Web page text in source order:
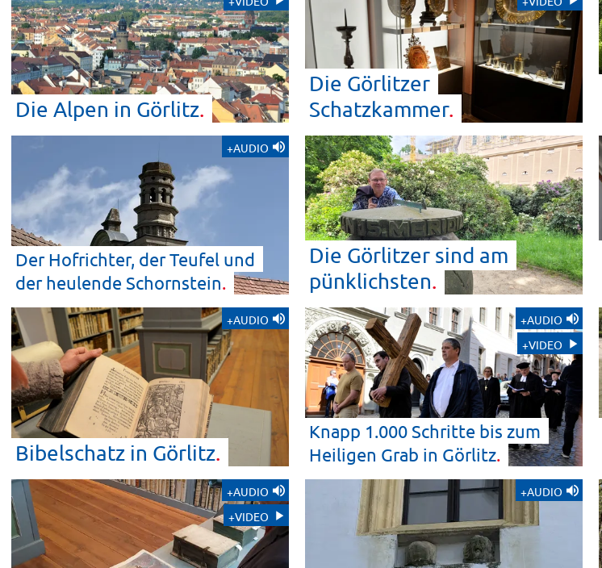
Die Alpen in Görlitz
Die Görlitzer
Schatzkammer
Der Hofrichter, der Teufel und
der heulende Schornstein
+AUDIO
Die Görlitzer sind am
pünklichsten
Bibelschatz in Görlitz
+AUDIO
Knapp 1.000 Schritte bis zum
Heiligen Grab in Görlitz
+AUDIO
+VIDEO
+AUDIO
+VIDEO
+AUDIO